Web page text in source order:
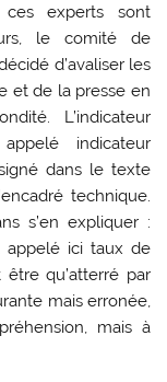
ces experts sont
le comité de
d’avaliser les
et de la presse en
L’indicateur
indicateur
dans le texte
technique.
s’en expliquer :
appelé ici taux de
qu’atterré par
mais erronée,
mais à